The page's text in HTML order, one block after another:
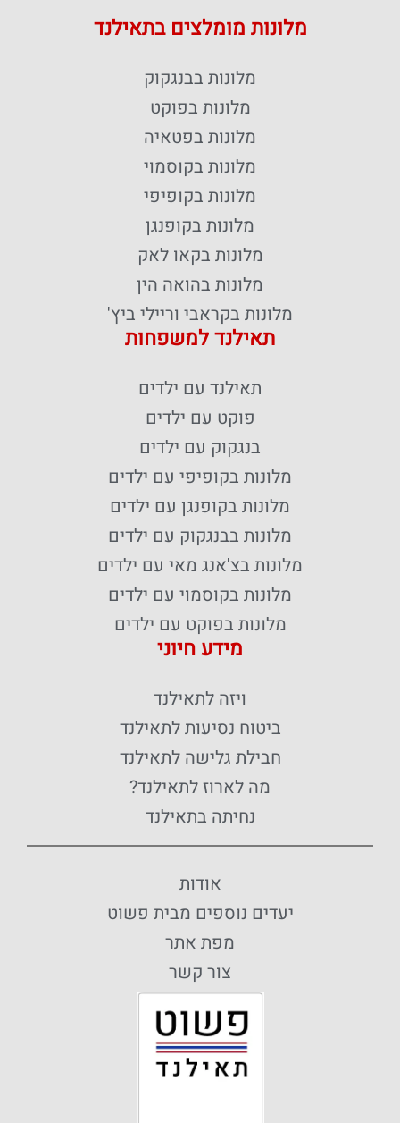
מלונות מומלצים בתאילנד
מלונות בבנגקוק
מלונות בפוקט
מלונות בפטאיה
מלונות בקוסמוי
מלונות בקופיפי
מלונות בקופנגן
מלונות בקאו לאק
מלונות בהואה הין
מלונות בקראבי וריילי ביץ'
תאילנד למשפחות
תאילנד עם ילדים
פוקט עם ילדים
בנגקוק עם ילדים
מלונות בקופיפי עם ילדים
מלונות בקופנגן עם ילדים
מלונות בבנגקוק עם ילדים
מלונות בצ'אנג מאי עם ילדים
מלונות בקוסמוי עם ילדים
מלונות בפוקט עם ילדים
מידע חיוני
ויזה לתאילנד
ביטוח נסיעות לתאילנד
חבילת גלישה לתאילנד
מה לארוז לתאילנד?
נחיתה בתאילנד
אודות
יעדים נוספים מבית פשוט
מפת אתר
צור קשר